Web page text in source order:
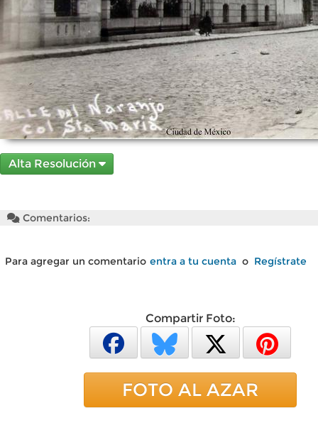
Alta Resolución
Comentarios:
Para agregar un comentario entra a tu cuenta o Regístrate
Compartir Foto:
FOTO AL AZAR